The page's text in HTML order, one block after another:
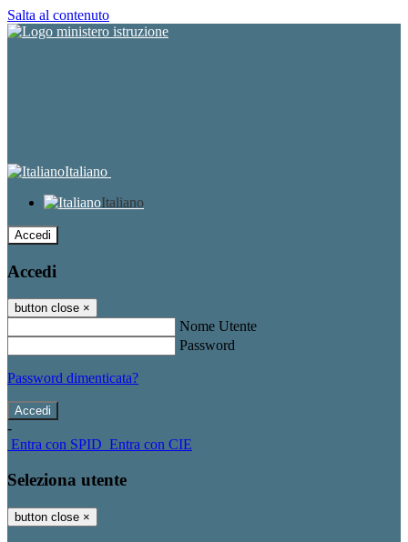
Salta al contenuto
Italiano
Italiano
Accedi
Accedi
button close ×
Nome Utente
Password
Password dimenticata?
-
Entra con SPID Entra con CIE
Seleziona utente
button close ×